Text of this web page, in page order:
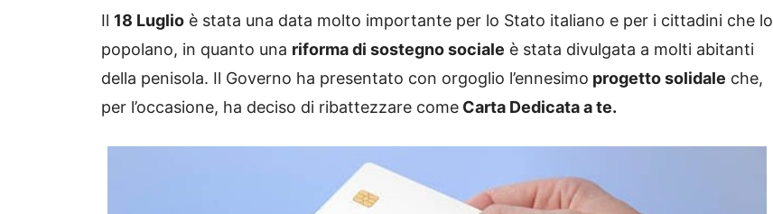
Il 18 Luglio è stata una data molto importante per lo Stato italiano e per i cittadini che lo
popolano, in quanto una riforma di sostegno sociale è stata divulgata a molti abitanti
della penisola. Il Governo ha presentato con orgoglio l’ennesimo progetto solidale che,
per l’occasione, ha deciso di ribattezzare come Carta Dedicata a te.